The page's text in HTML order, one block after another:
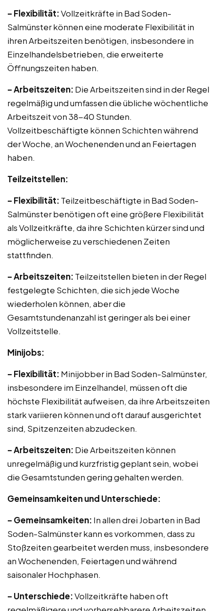
– Flexibilität:Vollzeitkräfte in Bad Soden-
Salmünster können eine moderate Flexibilität in
ihren Arbeitszeiten benötigen, insbesondere in
Einzelhandelsbetrieben, die erweiterte
Öffnungszeiten haben.
– Arbeitszeiten: Die Arbeitszeiten sind in der Regel
regelmäßig und umfassen die übliche wöchentliche
Arbeitszeit von 38-40 Stunden.
Vollzeitbeschäftigte können Schichten während
der Woche, an Wochenenden und an Feiertagen
haben.
Teilzeitstellen:
– Flexibilität: Teilzeitbeschäftigte in Bad Soden-
Salmünster benötigen oft eine größere Flexibilität
als Vollzeitkräfte, da ihre Schichten kürzer sind und
möglicherweise zu verschiedenen Zeiten
stattfinden.
– Arbeitszeiten: Teilzeitstellen bieten in der Regel
festgelegte Schichten, die sich jede Woche
wiederholen können, aber die
Gesamtstundenanzahl ist geringer als bei einer
Vollzeitstelle.
Minijobs:
– Flexibilität: Minijobber in Bad Soden-Salmünster,
insbesondere im Einzelhandel, müssen oft die
höchste Flexibilität aufweisen, da ihre Arbeitszeiten
stark variieren können und oft darauf ausgerichtet
sind, Spitzenzeiten abzudecken.
– Arbeitszeiten: Die Arbeitszeiten können
unregelmäßig und kurzfristig geplant sein, wobei
die Gesamtstunden gering gehalten werden.
Gemeinsamkeiten und Unterschiede:
– Gemeinsamkeiten: In allen drei Jobarten in Bad
Soden-Salmünster kann es vorkommen, dass zu
Stoßzeiten gearbeitet werden muss, insbesondere
an Wochenenden, Feiertagen und während
saisonaler Hochphasen.
– Unterschiede:Vollzeitkräfte haben oft